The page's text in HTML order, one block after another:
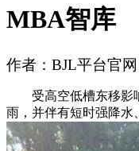
MBA智库
作者：BJL平台官网
受高空低槽东移影
雨，并伴有短时强降水